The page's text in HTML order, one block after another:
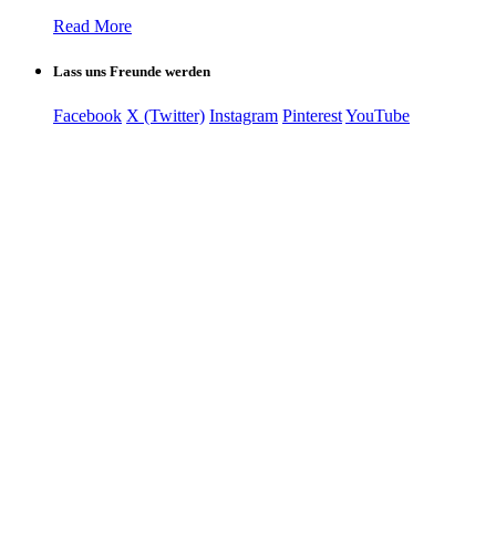
Read More
Lass uns Freunde werden
Facebook X (Twitter) Instagram PinterestYouTube